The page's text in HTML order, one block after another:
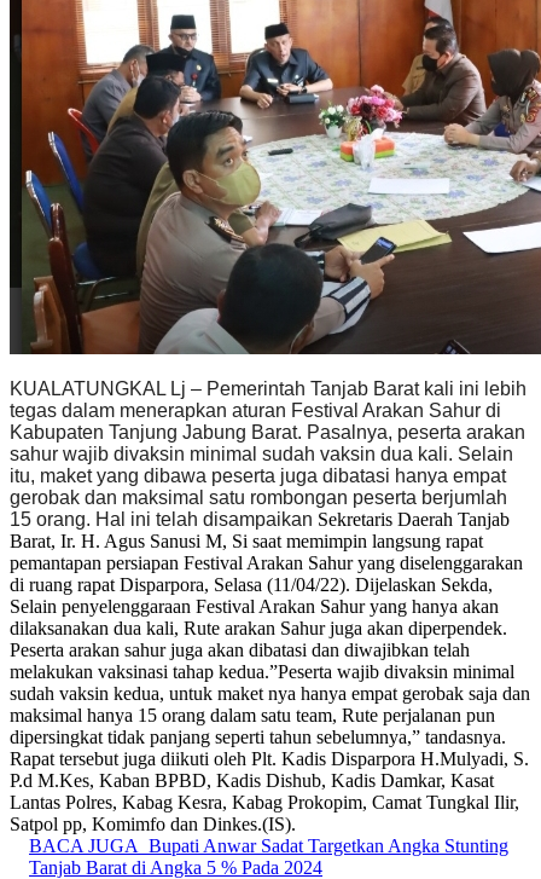
KUALATUNGKAL Lj – Pemerintah Tanjab Barat kali ini lebih
tegas dalam menerapkan aturan Festival Arakan Sahur di
Kabupaten Tanjung Jabung Barat. Pasalnya, peserta arakan
sahur wajib divaksin minimal sudah vaksin dua kali. Selain
itu, maket yang dibawa peserta juga dibatasi hanya empat
gerobak dan maksimal satu rombongan peserta berjumlah
15 orang. Hal ini telah disampaikan Sekretaris Daerah Tanjab
Barat, Ir. H. Agus Sanusi M, Si saat memimpin langsung rapat
pemantapan persiapan Festival Arakan Sahur yang diselenggarakan
di ruang rapat Disparpora, Selasa (11/04/22). Dijelaskan Sekda,
Selain penyelenggaraan Festival Arakan Sahur yang hanya akan
dilaksanakan dua kali, Rute arakan Sahur juga akan diperpendek.
Peserta arakan sahur juga akan dibatasi dan diwajibkan telah
melakukan vaksinasi tahap kedua.”Peserta wajib divaksin minimal
sudah vaksin kedua, untuk maket nya hanya empat gerobak saja dan
maksimal hanya 15 orang dalam satu team, Rute perjalanan pun
dipersingkat tidak panjang seperti tahun sebelumnya,” tandasnya.
Rapat tersebut juga diikuti oleh Plt. Kadis Disparpora H.Mulyadi, S.
P.d M.Kes, Kaban BPBD, Kadis Dishub, Kadis Damkar, Kasat
Lantas Polres, Kabag Kesra, Kabag Prokopim, Camat Tungkal Ilir,
Satpol pp, Komimfo dan Dinkes.(IS).
BACA JUGA Bupati Anwar Sadat Targetkan Angka Stunting
Tanjab Barat di Angka 5 % Pada 2024